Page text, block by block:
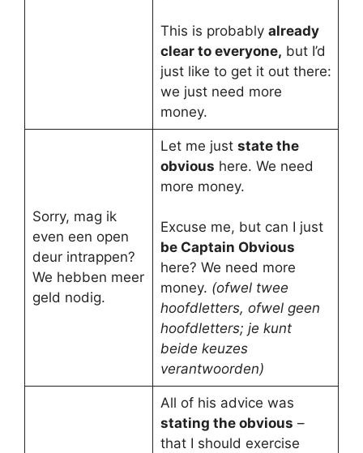
This is probably already
clear to everyone, but I’d
just like to get it out there:
we just need more
money.
Sorry, mag ik
even een open
deur intrappen?
We hebben meer
geld nodig.
Let me just state the
obvious here. We need
more money.
Excuse me, but can I just
be Captain Obvious
here? We need more
money. (ofwel twee
hoofdletters, ofwel geen
hoofdletters; je kunt
beide keuzes
verantwoorden)
All of his advice was
stating the obvious –
that I should exercise